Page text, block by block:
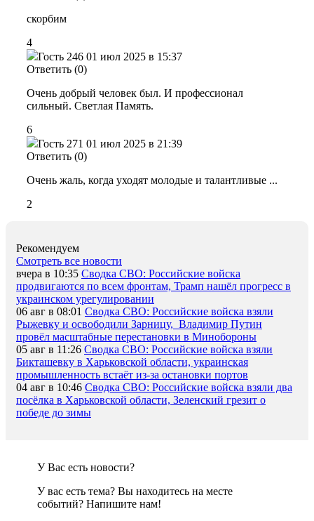
скорбим
4
Гость 246 01 июл 2025 в 15:37
Ответить (0)
Очень добрый человек был. И профессионал
сильный. Светлая Память.
6
Гость 271 01 июл 2025 в 21:39
Ответить (0)
Очень жаль, когда уходят молодые и талантливые ...
2
Рекомендуем
Смотреть все новости
вчера в 10:35 Сводка СВО: Российские войска
продвигаются по всем фронтам, Трамп нашёл прогресс в
украинском урегулировании
06 авг в 08:01 Сводка СВО: Российские войска взяли
Рыжевку и освободили Зарницу, Владимир Путин
провёл масштабные перестановки в Минобороны
05 авг в 11:26 Сводка СВО: Российские войска взяли
Бикташевку в Харьковской области, украинская
промышленность встаёт из-за остановки портов
04 авг в 10:46 Сводка СВО: Российские войска взяли два
посёлка в Харьковской области, Зеленский грезит о
победе до зимы
У Вас есть новости?
У вас есть тема? Вы находитесь на месте
событий? Напишите нам!